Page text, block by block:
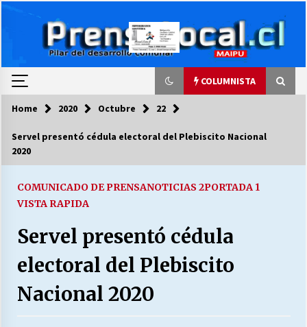
COLUMNISTA
COLUMNISTA
03/08/2026
HISTORIA
28/07/2026
CUMPLEAÑOS 69
Home 2020 Octubre 22
Servel presentó cédula electoral del Plebiscito Nacional
2020
COMUNICADO DE PRENSANOTICIAS 2PORTADA 1
VISTA RAPIDA
Servel presentó cédula
electoral del Plebiscito
Nacional 2020